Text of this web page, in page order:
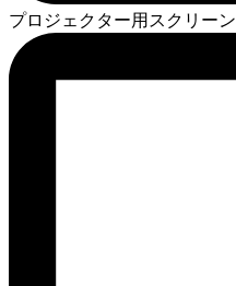
プロジェクター用スクリーン